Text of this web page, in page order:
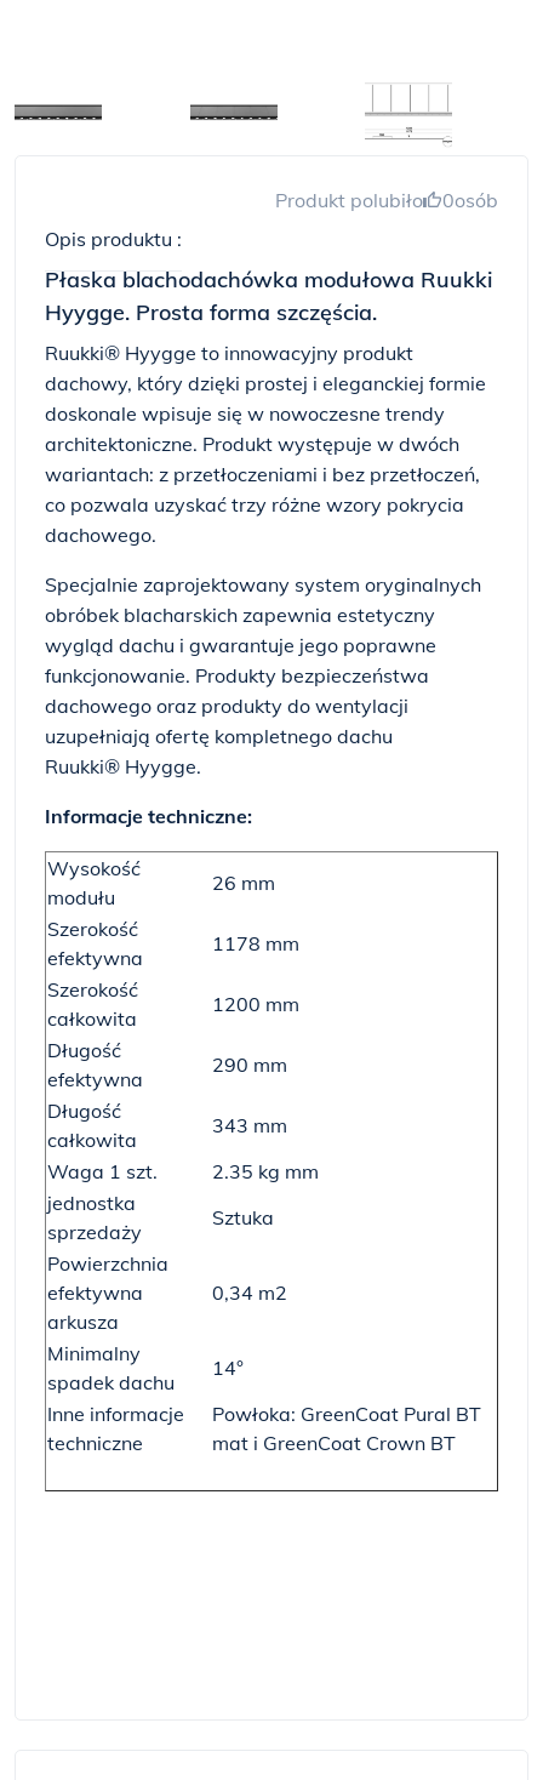
Produkt polubiło 0osób
Opis produktu :
Płaska blachodachówka modułowa Ruukki
Hyygge. Prosta forma szczęścia.
Ruukki® Hyygge to innowacyjny produkt
dachowy, który dzięki prostej i eleganckiej formie
doskonale wpisuje się w nowoczesne trendy
architektoniczne. Produkt występuje w dwóch
wariantach: z przetłoczeniami i bez przetłoczeń,
co pozwala uzyskać trzy różne wzory pokrycia
dachowego.
Specjalnie zaprojektowany system oryginalnych
obróbek blacharskich zapewnia estetyczny
wygląd dachu i gwarantuje jego poprawne
funkcjonowanie. Produkty bezpieczeństwa
dachowego oraz produkty do wentylacji
uzupełniają ofertę kompletnego dachu
Ruukki® Hyygge.
Informacje techniczne:
Wysokość
modułu
26 mm
Szerokość
efektywna
1178 mm
Szerokość
całkowita
1200 mm
Długość
efektywna
290 mm
Długość
całkowita
343 mm
Waga 1 szt.
2.35 kg mm
jednostka
sprzedaży
Sztuka
Powierzchnia
efektywna
arkusza
0,34 m2
Minimalny
spadek dachu
14°
Inne informacje
techniczne
Powłoka: GreenCoat Pural BT
mat i GreenCoat Crown BT